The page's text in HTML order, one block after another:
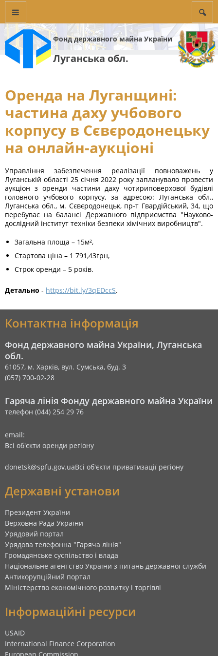
Фонд державного майна України
Луганська обл.
Оренда на Луганщині:
частина даху учбового
корпусу в Сєвєродонецьку
на онлайн-аукціоні
Управління забезпечення реалізації повноважень у
Луганській області 25 січня 2022 року запланувало провести
аукціон з оренди частини даху чотириповерхової будівлі
головного учбового корпусу, за адресою: Луганська обл.,
Луганська обл., м. Сєвєродонецьк, пр-т Гвардійський, 34, що
перебуває на балансі Державного підприємства "Науково-
дослідний інститут техніки безпеки хімічних виробництв".
Загальна площа – 15м²,
Стартова ціна – 1 791,43грн,
Строк оренди – 5 років.
Детально - https://bit.ly/3qEDccS.
Контактна інформація
Фонд державного майна України, Луганська
обл.
61057, м. Харків, вул. Сумська, буд. 3
(057) 700-02-28
Гаряча лінія Фонду державного майна України
телефон (044) 254 29 76
email:
Всі об'єкти оренди регіону
donetsk@spfu.gov.uaВсі об'єкти приватизації регіону
Державні установи
Президент України
Верховна Рада України
Урядовий портал
Урядова телефонна "Гаряча лінія"
Громадянське суспільство і влада
Національне агентство України з питань державної служби
Антикорупційний портал
Міністерство економічного розвитку і торгівлі
Інформаційні ресурси
USAID
International Finance Corporation